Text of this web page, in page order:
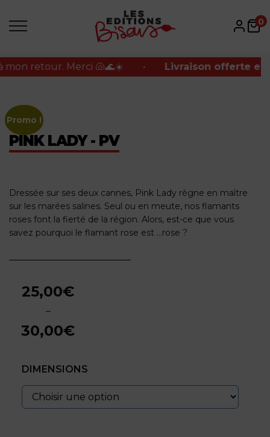
•
retour. Merci 🐚🌊☀️ Livraison offerte en
0
PINK LADY - PV
Dressée sur ses deux cannes, Pink Lady règne en maître
sur les marées salines. Seul ou en meute, nos flamants
roses font la fierté de la région. Alors, est-ce que vous
savez pourquoi le flamant rose est …rose ?
25,00€
–
30,00€
de
25,00€
à
DIMENSIONS
Promo !